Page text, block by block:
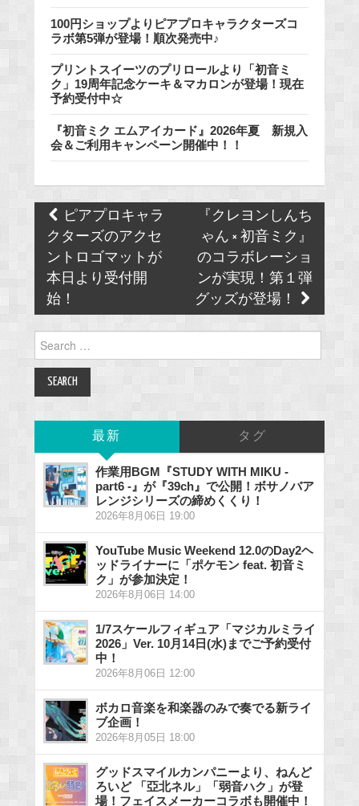
100円ショップよりピアプロキャラクターズコ
ラボ第5弾が登場！順次発売中♪
プリントスイーツのプリロールより「初音ミ
ク」19周年記念ケーキ＆マカロンが登場！現在
予約受付中☆
『初音ミク エムアイカード』2026年夏 新規入
会＆ご利用キャンペーン開催中！！
Post
navigation
ピアプロキャラ
クターズのアクセ
ントロゴマットが
本日より受付開
始！
『クレヨンしんち
ゃん × 初⾳ミク』
のコラボレーショ
ンが実現！第１弾
グッズが登場！
Search
for:
最新 タグ
作業用BGM『STUDY WITH MIKU -
part6 -』が『39ch』で公開！ボサノバア
レンジシリーズの締めくくり！
2026年8月06日 19:00
YouTube Music Weekend 12.0のDay2ヘ
ッドライナーに「ポケモン feat. 初音ミ
ク」が参加決定！
2026年8月06日 14:00
1/7スケールフィギュア「マジカルミライ
2026」Ver. 10月14日(水)までご予約受付
中！
2026年8月06日 12:00
ボカロ音楽を和楽器のみで奏でる新ライ
ブ企画！
2026年8月05日 18:00
グッドスマイルカンパニーより、ねんど
ろいど 「亞北ネル」「弱音ハク」が登
場！フェイスメーカーコラボも開催中！